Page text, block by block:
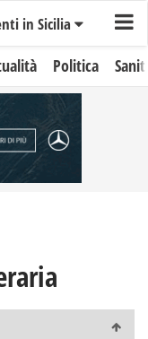
in Sicilia
Politica